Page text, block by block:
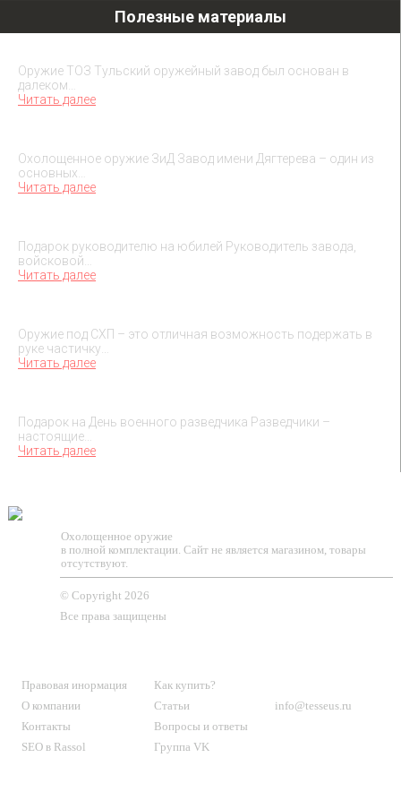
Полезные материалы
Оружие ТОЗ Тульский оружейный завод был основан в
далеком…
Читать далее
Охолощенное оружие ЗиД Завод имени Дягтерева – один из
основных…
Читать далее
Подарок руководителю на юбилей Руководитель завода,
войсковой…
Читать далее
Оружие под СХП – это отличная возможность подержать в
руке частичку…
Читать далее
Подарок на День военного разведчика Разведчики –
настоящие…
Читать далее
Охолощенное оружие
в полной комплектации. Сайт не является магазином, товары
отсутствуют.
© Copyright 2026
Все права защищены
Правовая инормация
О компании
Контакты
SEO в Rassol
Как купить?
Статьи
Вопросы и ответы
Группа VK
info@tesseus.ru